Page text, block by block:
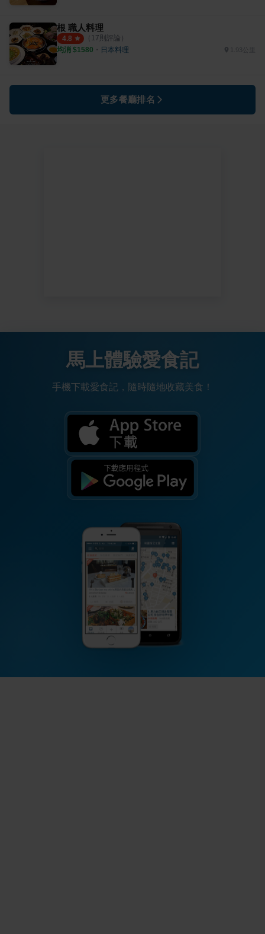
根 職人料理
4.8 （ 17則評論）
均消 $1580 ・ 日本料理 1.93公里
更多餐廳排名
馬上體驗愛食記
手機下載愛食記，隨時隨地收藏美食！